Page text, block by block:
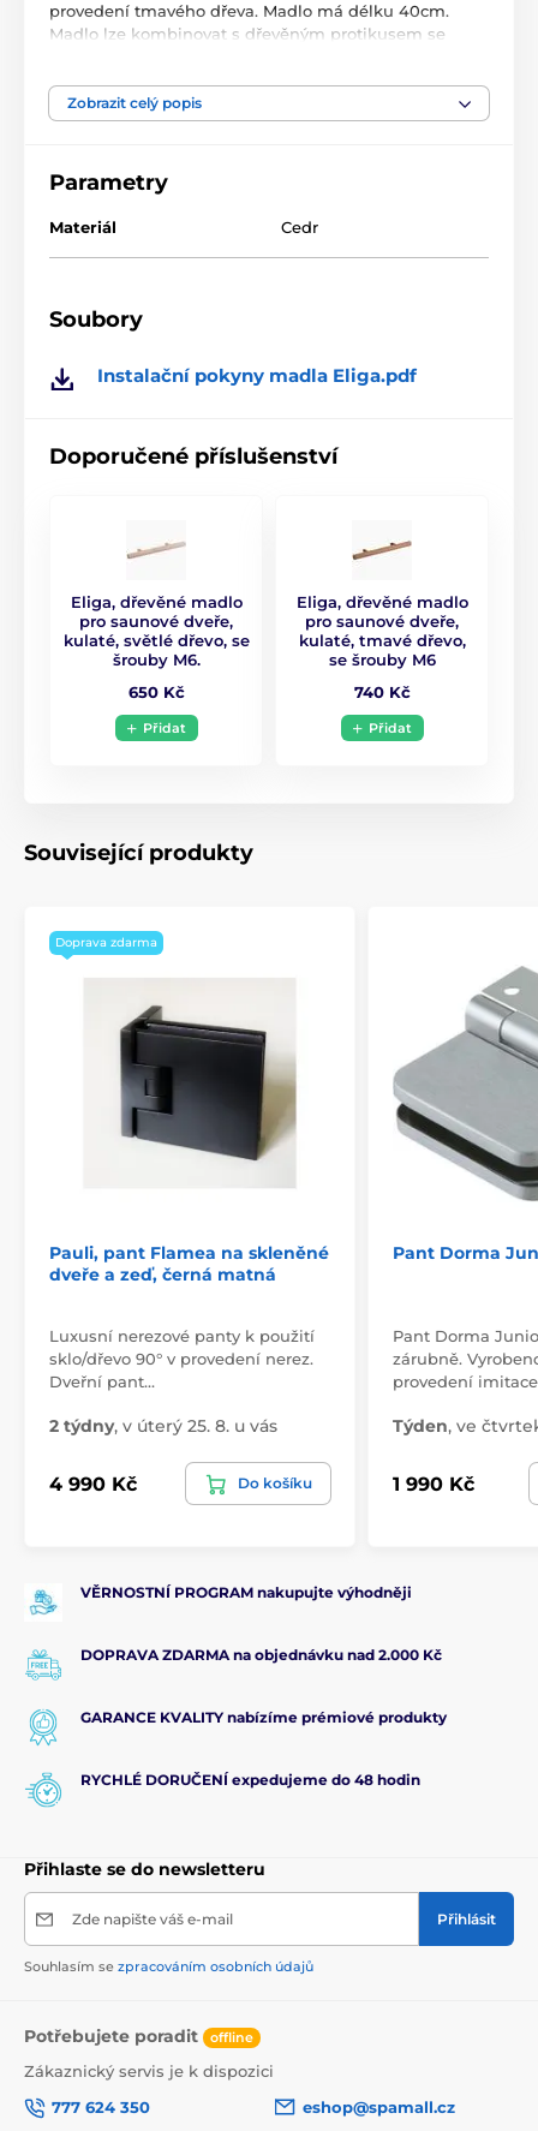
provedení tmavého dřeva. Madlo má délku 40cm.
Madlo lze kombinovat s dřevěným protikusem se
objednat zvlášť pod samostatným kódem. Rozměry: Ø
32 mm, délka 400 mm Vzdálenost vrtných otvorů: 200
Zobrazit celý popis
Parametry
Materiál Cedr
Soubory
Instalační pokyny madla Eliga.pdf
Doporučené příslušenství
Eliga, dřevěné madlo
pro saunové dveře,
kulaté, světlé dřevo, se
šrouby M6.
650 Kč
Přidat
Eliga, dřevěné madlo
pro saunové dveře,
kulaté, tmavé dřevo,
se šrouby M6
740 Kč
Přidat
Související produkty
Doprava zdarma
Pauli, pant Flamea na skleněné
dveře a zeď, černá matná
Luxusní nerezové panty k použití
sklo/dřevo 90° v provedení nerez.
Dveřní pant…
2 týdny, v úterý 25. 8. u vás
4 990 Kč Do košíku
Pant Dorma
Pant Dorma
zárubně.
provedení
Týden, ve
1 990 Kč
VĚRNOSTNÍ PROGRAM nakupujte výhodněji
DOPRAVA ZDARMA na objednávku nad 2.000 Kč
GARANCE KVALITY nabízíme prémiové produkty
RYCHLÉ DORUČENÍ expedujeme do 48 hodin
Přihlaste se do newsletteru
Zde napište váš e-mail Přihlásit
Souhlasím se zpracováním osobních údajů
Potřebujete poradit offline
Zákaznický servis je k dispozici
777 624 350
eshop@spamall.cz